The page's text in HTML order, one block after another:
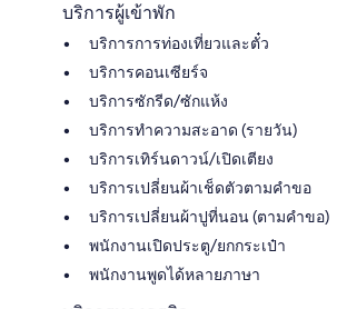
บริการผู้เข้าพัก
บริการการท่องเที่ยวและตั๋ว
บริการคอนเซียร์จ
บริการซักรีด/ซักแห้ง
บริการทำความสะอาด (รายวัน)
บริการเทิร์นดาวน์/เปิดเตียง
บริการเปลี่ยนผ้าเช็ดตัวตามคำขอ
บริการเปลี่ยนผ้าปูที่นอน (ตามคำขอ)
พนักงานเปิดประตู/ยกกระเป๋า
พนักงานพูดได้หลายภาษา